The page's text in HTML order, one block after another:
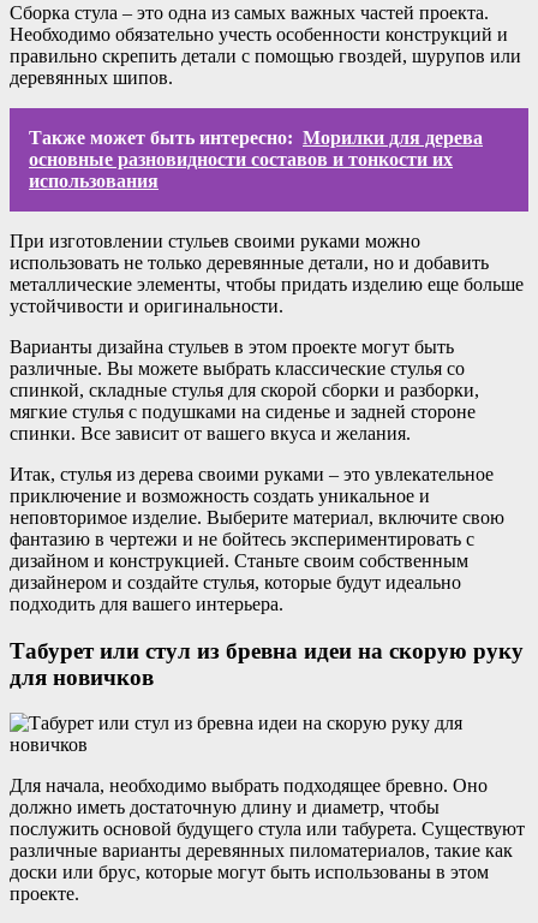
Сборка стула – это одна из самых важных частей проекта.
Необходимо обязательно учесть особенности конструкций и
правильно скрепить детали с помощью гвоздей, шурупов или
деревянных шипов.
Также может быть интересно: Морилки для дерева
основные разновидности составов и тонкости их
использования
При изготовлении стульев своими руками можно
использовать не только деревянные детали, но и добавить
металлические элементы, чтобы придать изделию еще больше
устойчивости и оригинальности.
Варианты дизайна стульев в этом проекте могут быть
различные. Вы можете выбрать классические стулья со
спинкой, складные стулья для скорой сборки и разборки,
мягкие стулья с подушками на сиденье и задней стороне
спинки. Все зависит от вашего вкуса и желания.
Итак, стулья из дерева своими руками – это увлекательное
приключение и возможность создать уникальное и
неповторимое изделие. Выберите материал, включите свою
фантазию в чертежи и не бойтесь экспериментировать с
дизайном и конструкцией. Станьте своим собственным
дизайнером и создайте стулья, которые будут идеально
подходить для вашего интерьера.
Табурет или стул из бревна идеи на скорую руку
для новичков
Для начала, необходимо выбрать подходящее бревно. Оно
должно иметь достаточную длину и диаметр, чтобы
послужить основой будущего стула или табурета. Существуют
различные варианты деревянных пиломатериалов, такие как
доски или брус, которые могут быть использованы в этом
проекте.